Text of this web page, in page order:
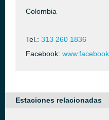
Colombia
Tel.: 313 260 1836
Facebook:
Estaciones relacionadas